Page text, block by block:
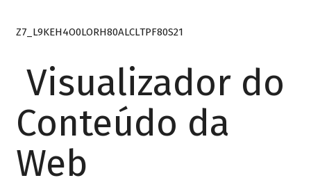
Z7_L9KEH4O0LORH80ALCLTPF80S21
Visualizador do
Conteúdo da
Web